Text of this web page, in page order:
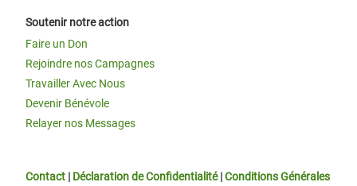
Soutenir notre action
Faire un Don
Rejoindre nos Campagnes
Travailler Avec Nous
Devenir Bénévole
Relayer nos Messages
Contact | Déclaration de Confidentialité|Conditions Générales